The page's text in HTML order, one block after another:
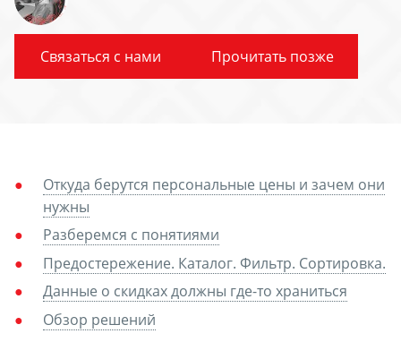
Связаться с нами Прочитать позже
Откуда берутся персональные цены и зачем они
нужны
Разберемся с понятиями
Предостережение. Каталог. Фильтр. Сортировка.
Данные о скидках должны где-то храниться
Обзор решений